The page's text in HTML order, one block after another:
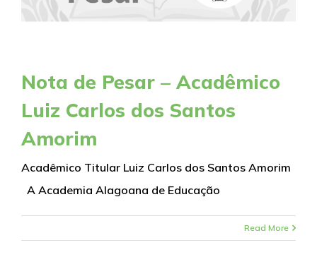
Nota de Pesar – Acadêmico
Luiz Carlos dos Santos
Amorim
Acadêmico Titular Luiz Carlos dos Santos Amorim
A Academia Alagoana de Educação
Read More